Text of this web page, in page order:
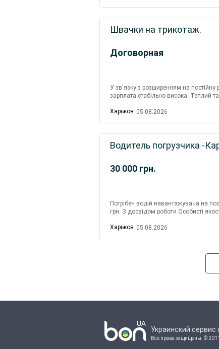
Договорная
Швачки на трикотаж.
У зв'язку з розширенням на постійну
зарплата стабільно висока. Теплий
Харьков 05.08.2026
30 000 грн.
Водитель погрузчика -
Потрібен водій навантажувача на
грн. З досвідом роботи Особисті
Харьков 05.08.2026
Украинский сервис
Все права защищены. ©